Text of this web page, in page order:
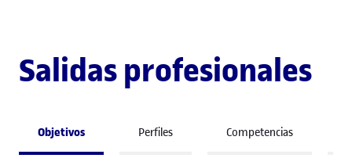
Salidas profesionales
Objetivos Perfiles Competencias